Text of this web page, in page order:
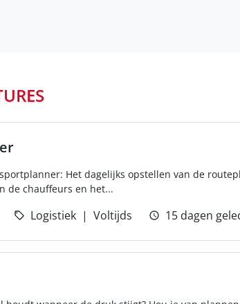
Het dagelijks opstellen van de
de chauffeurs en het...
Logistiek Voltijds 15 dagen